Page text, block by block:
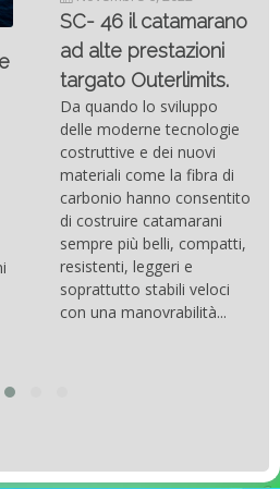
SC- 46 il catamarano
ad alte prestazioni
targato Outerlimits.
Da quando lo sviluppo
delle moderne tecnologie
costruttive e dei nuovi
materiali come la fibra di
carbonio hanno consentito
di costruire catamarani
sempre più belli, compatti,
resistenti, leggeri e
soprattutto stabili veloci
con una manovrabilità...